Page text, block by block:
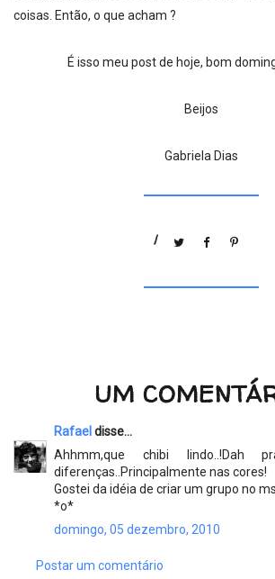
coisas. Então, o que acham ?
É isso meu post de hoje, bom
Beijos
Gabriela Dias
/
UM
Rafael disse...
Ahhmm,que chibi lindo..!Dah
diferenças..Principalmente nas cores!
Gostei da idéia de criar um grupo no
*o*
domingo, 05 dezembro, 2010
Postar um comentário